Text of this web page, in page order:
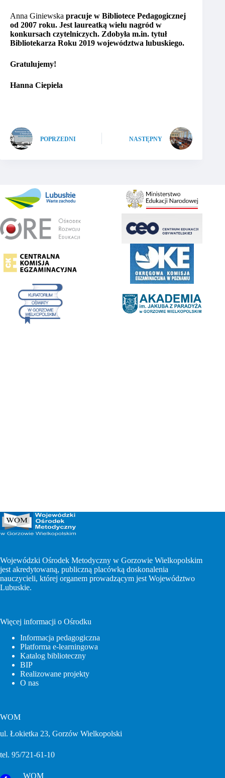
Anna Giniewska pracuje w Bibliotece Pedagogicznej
od 2007 roku. Jest laureatką wielu nagród w
konkursach czytelniczych. Zdobyła m.in. tytuł
Bibliotekarza Roku 2019 województwa lubuskiego.
Gratulujemy!
Hanna Ciepiela
POPRZEDNI NASTĘPNY
Wojewódzki Ośrodek Metodyczny w Gorzowie Wielkopolskim
jest akredytowaną, publiczną placówką doskonalenia
nauczycieli, której organem prowadzącym jest Województwo
Lubuskie.
Więcej informacji o Ośrodku
Informacja pedagogiczna
Platforma e-learningowa
Katalog biblioteczny
BIP
Realizowane projekty
O nas
WOM
ul. Łokietka 23, Gorzów Wielkopolski
tel. 95/721-61-10
WOM